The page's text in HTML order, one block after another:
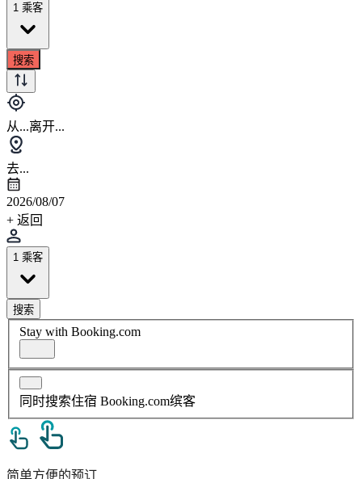
1 乘客
搜索
从...离开...
去...
2026/08/07
+ 返回
1 乘客
搜索
Stay with Booking.com
同时搜索住宿 Booking.com缤客
简单方便的预订